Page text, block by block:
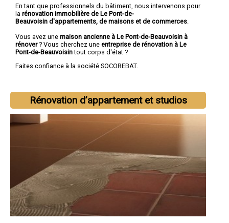
En tant que professionnels du bâtiment, nous intervenons pour
la rénovation immobilière de Le Pont-de-
Beauvoisin d'appartements, de maisons et de commerces
Vous avez une maison ancienne à Le Pont-de-Beauvoisin à
rénover? Vous cherchez une entreprise de rénovation à Le
Pont-de-Beauvoisintout corps d'état ?
Faites confiance à la société SOCOREBAT.
Rénovation d’appartement et studios